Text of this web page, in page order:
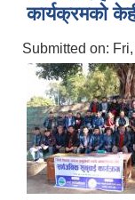
कार्यक्रमको
Submitted on: